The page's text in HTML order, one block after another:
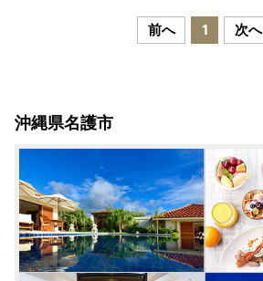
前へ 1 次へ
沖縄県名護市